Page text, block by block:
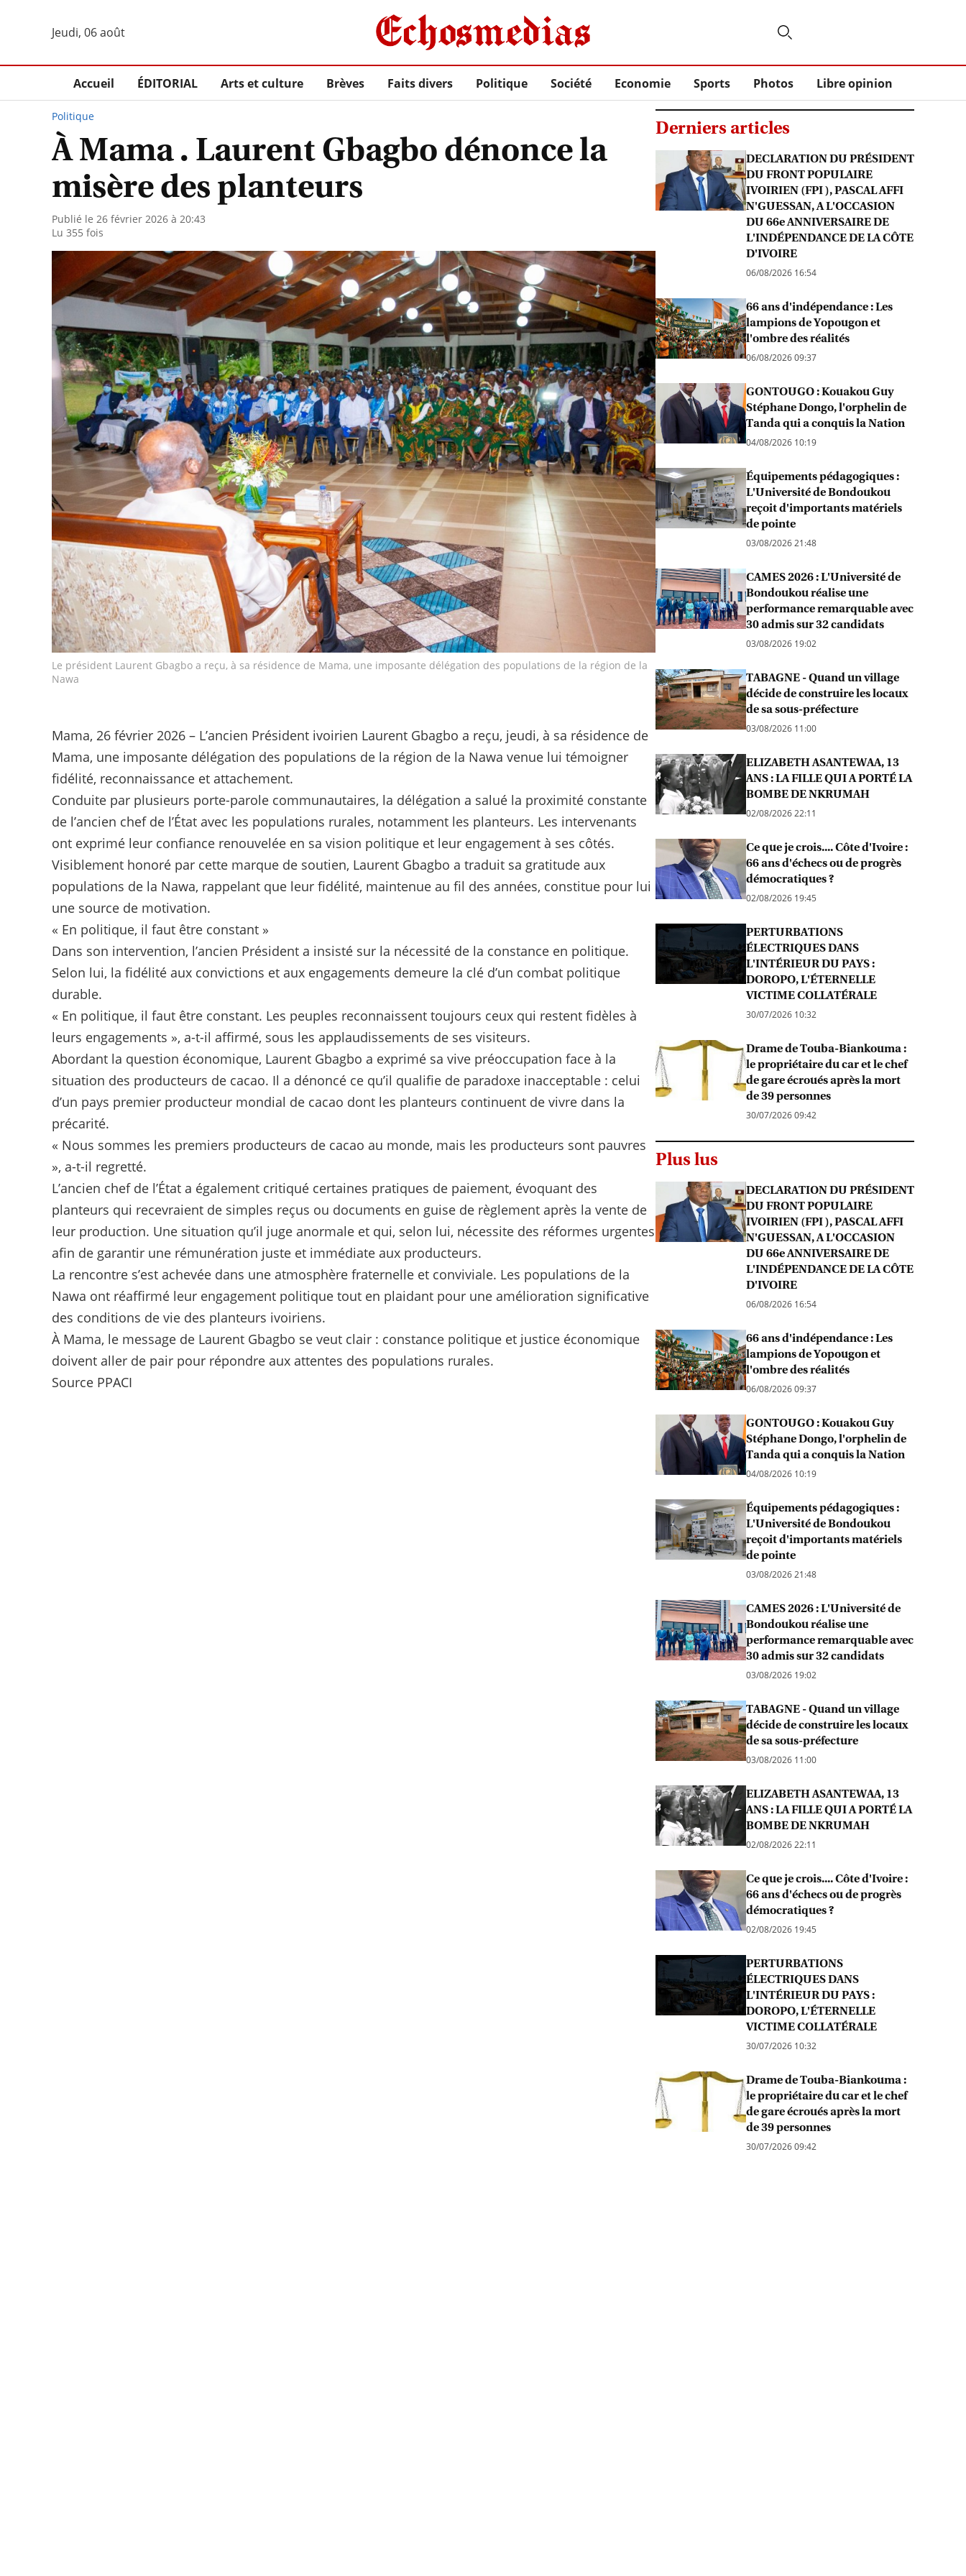
Jeudi, 06 août
Accueil ÉDITORIAL Arts et culture Brèves Faits divers Politique Société Economie Sports Photos Libre opinion
Politique
À Mama . Laurent Gbagbo dénonce la
misère des planteurs
Publié le 26 février 2026 à 20:43
Lu 355 fois
Le président Laurent Gbagbo a reçu, à sa résidence de Mama, une imposante délégation des populations de la région de la
Nawa
Mama, 26 février 2026 – L’ancien Président ivoirien Laurent Gbagbo a reçu, jeudi, à sa résidence de
Mama, une imposante délégation des populations de la région de la Nawa venue lui témoigner
fidélité, reconnaissance et attachement.
Conduite par plusieurs porte-parole communautaires, la délégation a salué la proximité constante
de l’ancien chef de l’État avec les populations rurales, notamment les planteurs. Les intervenants
ont exprimé leur confiance renouvelée en sa vision politique et leur engagement à ses côtés.
Visiblement honoré par cette marque de soutien, Laurent Gbagbo a traduit sa gratitude aux
populations de la Nawa, rappelant que leur fidélité, maintenue au fil des années, constitue pour lui
une source de motivation.
« En politique, il faut être constant »
Dans son intervention, l’ancien Président a insisté sur la nécessité de la constance en politique.
Selon lui, la fidélité aux convictions et aux engagements demeure la clé d’un combat politique
durable.
« En politique, il faut être constant. Les peuples reconnaissent toujours ceux qui restent fidèles à
leurs engagements », a-t-il affirmé, sous les applaudissements de ses visiteurs.
Abordant la question économique, Laurent Gbagbo a exprimé sa vive préoccupation face à la
situation des producteurs de cacao. Il a dénoncé ce qu’il qualifie de paradoxe inacceptable : celui
d’un pays premier producteur mondial de cacao dont les planteurs continuent de vivre dans la
précarité.
« Nous sommes les premiers producteurs de cacao au monde, mais les producteurs sont pauvres
», a-t-il regretté.
L’ancien chef de l’État a également critiqué certaines pratiques de paiement, évoquant des
planteurs qui recevraient de simples reçus ou documents en guise de règlement après la vente de
leur production. Une situation qu’il juge anormale et qui, selon lui, nécessite des réformes urgentes
afin de garantir une rémunération juste et immédiate aux producteurs.
La rencontre s’est achevée dans une atmosphère fraternelle et conviviale. Les populations de la
Nawa ont réaffirmé leur engagement politique tout en plaidant pour une amélioration significative
des conditions de vie des planteurs ivoiriens.
À Mama, le message de Laurent Gbagbo se veut clair : constance politique et justice économique
doivent aller de pair pour répondre aux attentes des populations rurales.
Source PPACI
Derniers articles
DECLARATION DU PRÉSIDENT
DU FRONT POPULAIRE
IVOIRIEN (FPI ), PASCAL AFFI
N'GUESSAN, A L'OCCASION
DU 66e ANNIVERSAIRE DE
L'INDÉPENDANCE DE LA CÔTE
D'IVOIRE
06/08/2026 16:54
66 ans d'indépendance : Les
lampions de Yopougon et
l'ombre des réalités
06/08/2026 09:37
GONTOUGO : Kouakou Guy
Stéphane Dongo, l'orphelin de
Tanda qui a conquis la Nation
04/08/2026 10:19
Équipements pédagogiques :
L'Université de Bondoukou
reçoit d'importants matériels
de pointe
03/08/2026 21:48
CAMES 2026 : L'Université de
Bondoukou réalise une
performance remarquable avec
30 admis sur 32 candidats
03/08/2026 19:02
TABAGNE - Quand un village
décide de construire les locaux
de sa sous-préfecture
03/08/2026 11:00
ELIZABETH ASANTEWAA, 13
ANS : LA FILLE QUI A PORTÉ LA
BOMBE DE NKRUMAH
02/08/2026 22:11
Ce que je crois.... Côte d'Ivoire :
66 ans d'échecs ou de progrès
démocratiques ?
02/08/2026 19:45
PERTURBATIONS
ÉLECTRIQUES DANS
L'INTÉRIEUR DU PAYS :
DOROPO, L'ÉTERNELLE
VICTIME COLLATÉRALE
30/07/2026 10:32
Drame de Touba-Biankouma :
le propriétaire du car et le chef
de gare écroués après la mort
de 39 personnes
30/07/2026 09:42
Plus lus
DECLARATION DU PRÉSIDENT
DU FRONT POPULAIRE
IVOIRIEN (FPI ), PASCAL AFFI
N'GUESSAN, A L'OCCASION
DU 66e ANNIVERSAIRE DE
L'INDÉPENDANCE DE LA CÔTE
D'IVOIRE
06/08/2026 16:54
66 ans d'indépendance : Les
lampions de Yopougon et
l'ombre des réalités
06/08/2026 09:37
GONTOUGO : Kouakou Guy
Stéphane Dongo, l'orphelin de
Tanda qui a conquis la Nation
04/08/2026 10:19
Équipements pédagogiques :
L'Université de Bondoukou
reçoit d'importants matériels
de pointe
03/08/2026 21:48
CAMES 2026 : L'Université de
Bondoukou réalise une
performance remarquable avec
30 admis sur 32 candidats
03/08/2026 19:02
TABAGNE - Quand un village
décide de construire les locaux
de sa sous-préfecture
03/08/2026 11:00
ELIZABETH ASANTEWAA, 13
ANS : LA FILLE QUI A PORTÉ LA
BOMBE DE NKRUMAH
02/08/2026 22:11
Ce que je crois.... Côte d'Ivoire :
66 ans d'échecs ou de progrès
démocratiques ?
02/08/2026 19:45
PERTURBATIONS
ÉLECTRIQUES DANS
L'INTÉRIEUR DU PAYS :
DOROPO, L'ÉTERNELLE
VICTIME COLLATÉRALE
30/07/2026 10:32
Drame de Touba-Biankouma :
le propriétaire du car et le chef
de gare écroués après la mort
de 39 personnes
30/07/2026 09:42